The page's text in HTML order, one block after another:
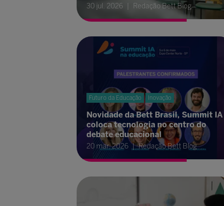
30 jul. 2026 Redação Bett Blog
Futuro da Educação Inovação
Novidade da Bett Brasil, Summit IA
coloca tecnologia no centro do
debate educacional
20 mar. 2026 Redação Bett Blog